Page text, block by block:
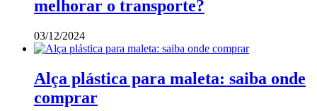
melhorar o transporte?
03/12/2024
Alça plástica para maleta: saiba onde
comprar